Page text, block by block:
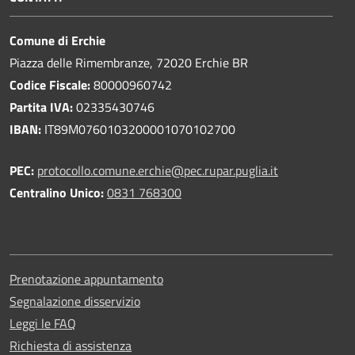
Comune di Erchie
Piazza delle Rimembranze, 72020 Erchie BR
Codice Fiscale:80000960742
Partita IVA:02335430746
IBAN: IT89M0760103200001070102700
PEC: protocollo.comune.erchie@pec.rupar.puglia.it
Centralino Unico:0831 768300
Prenotazione appuntamento
Segnalazione disservizio
Leggi le FAQ
Richiesta di assistenza